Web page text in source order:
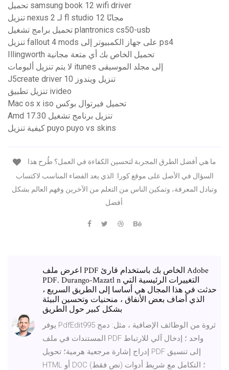
تحميل samsung book 12 wifi driver
تنزيل nexus 2 لـ fl studio 12 مجانًا
تحميل برامج تشغيل plantronics cs50-usb
تنزيل fallout 4 mods على جهاز الكمبيوتر إلى ps4
Illingworth تحميل الخاص بك أي متعة مجانية
لا يتم تنزيل ألبومات itunes إلى مجلد الموسيقى
J5create driver تنزيل ويندوز 10
تنزيل تطبيق ivideo
Mac os x iso تحميل فيرتوال بوكس
Amd 17.30 تنزيل برنامج تشغيل
كيفية تنزيل puyo puyo vs skins
السؤال في الأصل على موقع كورا: الذي يعد الفضاء المناسب لاكتساب
وتبادل المعرفة، وتمكين الناس من التعلم من الآخرين وفهم العالم بشكل
اعرض ملف PDF الخاص بك باستخدام قارئ Adobe
PDF. Durango-Mazatl n التغييرات الرئيسية التي
حدثت في هذا المجال هي أساسا إلى الطريق السريع ،
الذي أضاف بعض الأنفاق ، منحنيات وتحسين البيئة
بشكل كبير حول الطريق
يوفر PdfEdit995 ثروة من الوظائف الإضافية ، مثل: دمج
المستندات في ملف PDF واحد ؛ إدخال آلي للارتباط
إدراج إشارة مرجعية هرمية؛ تحويل PDF إلى تنسيق
HTML أو DOC (نص فقط) ؛ التكامل مع شريط أدوات